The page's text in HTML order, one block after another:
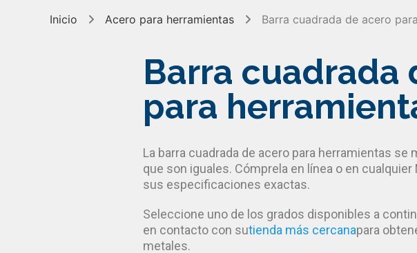
Inicio Acero para herramientas Barra cuadrada de acero
Barra cuadrada
para
La barra cuadrada de acero para herramientas se
que son iguales. Cómprela en línea o en
sus especificaciones exactas.
Seleccione uno de los grados disponibles a
en contacto con sutienda más cercanapara
metales.